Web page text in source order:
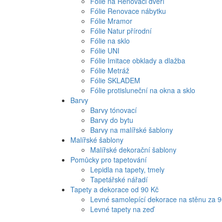
Fólie Renovace nábytku
Fólie Mramor
Fólie Natur přírodní
Fólie na sklo
Fólie UNI
Fólie Imitace obklady a dlažba
Fólie Metráž
Fólie SKLADEM
Fólie protisluneční na okna a sklo
Barvy
Barvy tónovací
Barvy do bytu
Barvy na malířské šablony
Malířské šablony
Malířské dekorační šablony
Pomůcky pro tapetování
Lepidla na tapety, tmely
Tapetářské nářadí
Tapety a dekorace od 90 Kč
Levné samolepící dekorace na stěnu za
Levné tapety na zeď